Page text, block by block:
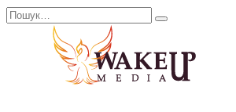
Перейти
Search